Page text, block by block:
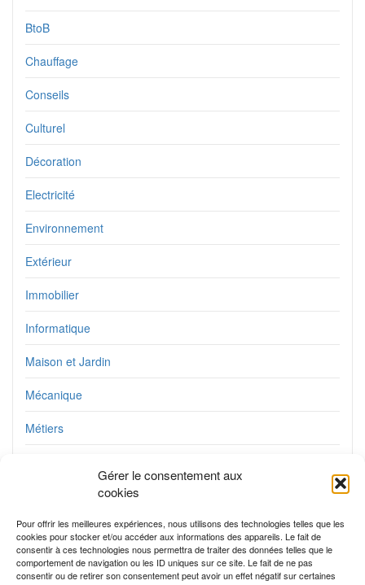
Gérer le consentement aux
cookies
Pour offrir les meilleures expériences, nous utilisons des technologies telles que les
cookies pour stocker et/ou accéder aux informations des appareils. Le fait de
consentir à ces technologies nous permettra de traiter des données telles que le
comportement de navigation ou les ID uniques sur ce site. Le fait de ne pas
consentir ou de retirer son consentement peut avoir un effet négatif sur certaines
BtoB
Chauffage
Conseils
Culturel
Décoration
Electricité
Environnement
Extérieur
Immobilier
Informatique
Maison et Jardin
Mécanique
Métiers
Travaux
Utile au quotidien